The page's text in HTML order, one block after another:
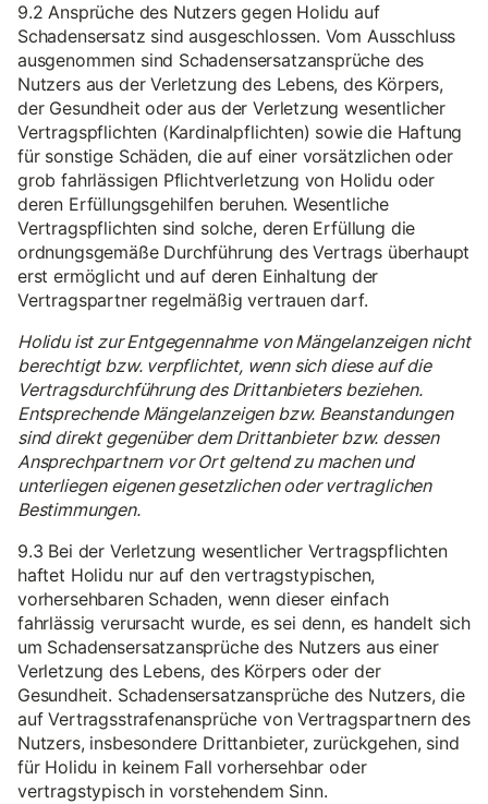
9.2 Ansprüche des Nutzers gegen Holidu auf
Schadensersatz sind ausgeschlossen. Vom Ausschluss
ausgenommen sind Schadensersatzansprüche des
Nutzers aus der Verletzung des Lebens, des Körpers,
der Gesundheit oder aus der Verletzung wesentlicher
Vertragspflichten (Kardinalpflichten) sowie die Haftung
für sonstige Schäden, die auf einer vorsätzlichen oder
grob fahrlässigen Pflichtverletzung von Holidu oder
deren Erfüllungsgehilfen beruhen. Wesentliche
Vertragspflichten sind solche, deren Erfüllung die
ordnungsgemäße Durchführung des Vertrags überhaupt
erst ermöglicht und auf deren Einhaltung der
Vertragspartner regelmäßig vertrauen darf.
Holidu ist zur Entgegennahme von Mängelanzeigen nicht
berechtigt bzw. verpflichtet, wenn sich diese auf die
Vertragsdurchführung des Drittanbieters beziehen.
Entsprechende Mängelanzeigen bzw. Beanstandungen
sind direkt gegenüber dem Drittanbieter bzw. dessen
Ansprechpartnern vor Ort geltend zu machen und
unterliegen eigenen gesetzlichen oder vertraglichen
Bestimmungen.
9.3 Bei der Verletzung wesentlicher Vertragspflichten
haftet Holidu nur auf den vertragstypischen,
vorhersehbaren Schaden, wenn dieser einfach
fahrlässig verursacht wurde, es sei denn, es handelt sich
um Schadensersatzansprüche des Nutzers aus einer
Verletzung des Lebens, des Körpers oder der
Gesundheit. Schadensersatzansprüche des Nutzers, die
auf Vertragsstrafenansprüche von Vertragspartnern des
Nutzers, insbesondere Drittanbieter, zurückgehen, sind
für Holidu in keinem Fall vorhersehbar oder
vertragstypisch in vorstehendem Sinn.